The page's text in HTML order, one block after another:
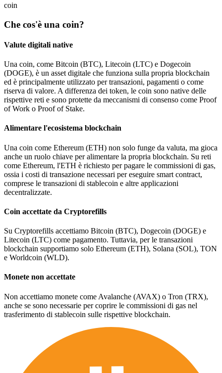
coin
Che cos'è una coin?
Valute digitali native
Una coin, come Bitcoin (BTC), Litecoin (LTC) e Dogecoin
(DOGE), è un asset digitale che funziona sulla propria blockchain
ed è principalmente utilizzato per transazioni, pagamenti o come
riserva di valore. A differenza dei token, le coin sono native delle
rispettive reti e sono protette da meccanismi di consenso come Proof
of Work o Proof of Stake.
Alimentare l'ecosistema blockchain
Una coin come Ethereum (ETH) non solo funge da valuta, ma gioca
anche un ruolo chiave per alimentare la propria blockchain. Su reti
come Ethereum, l'ETH è richiesto per pagare le commissioni di gas,
ossia i costi di transazione necessari per eseguire smart contract,
comprese le transazioni di stablecoin e altre applicazioni
decentralizzate.
Coin accettate da Cryptorefills
Su Cryptorefills accettiamo Bitcoin (BTC), Dogecoin (DOGE) e
Litecoin (LTC) come pagamento. Tuttavia, per le transazioni
blockchain supportiamo solo Ethereum (ETH), Solana (SOL), TON
e Worldcoin (WLD).
Monete non accettate
Non accettiamo monete come Avalanche (AVAX) o Tron (TRX),
anche se sono necessarie per coprire le commissioni di gas nel
trasferimento di stablecoin sulle rispettive blockchain.